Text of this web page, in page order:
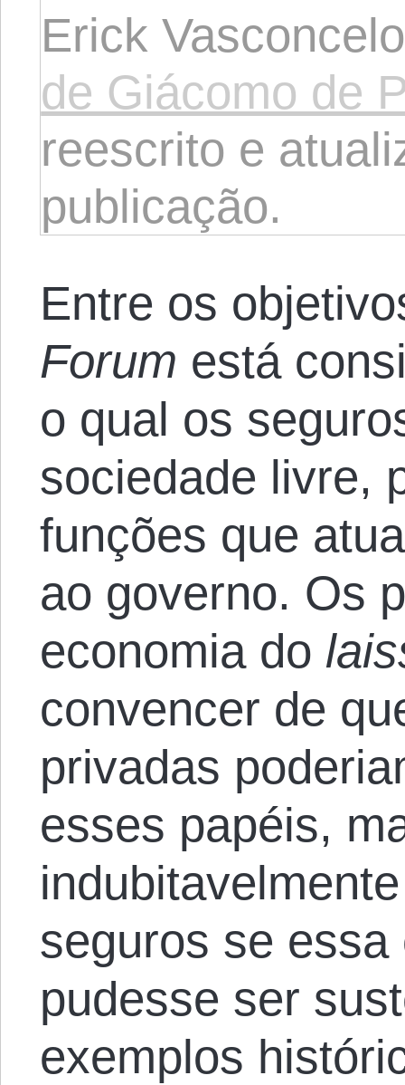
Erick
de Giácomo de
reescrito e
publicação.
Entre os
Forum está
o qual os
sociedade livre,
funções que
ao governo. Os
economia do
convencer de
privadas
esses papéis,
seguros se
pudesse ser
exemplos